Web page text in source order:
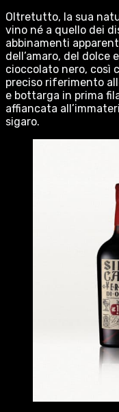
Oltretutto, la sua
vino né a quello dei
abbinamenti
dell’amaro, del dolce
cioccolato nero, così
preciso riferimento
e bottarga in prima
affiancata
sigaro.